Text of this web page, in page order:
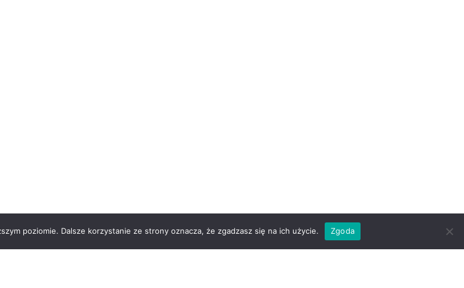
poziomie. Dalsze korzystanie ze strony oznacza, że zgadzasz się na ich użycie. Zgoda